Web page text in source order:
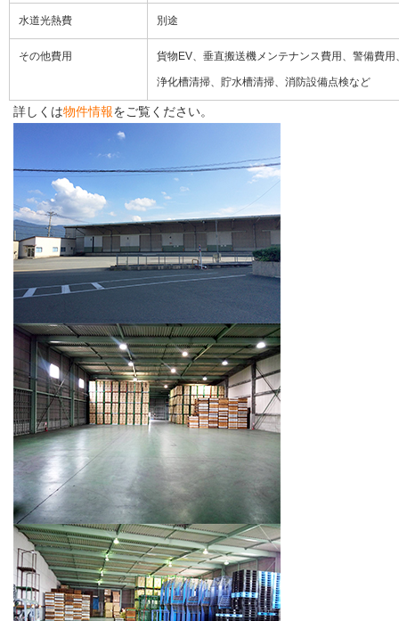
お知らせ
ブログ＆コラム
補助金情報
物件一覧
水道光熱費 別途
その他費用 貨物EV、垂直搬送機メンテナンス費用、警備費
浄化槽清掃、貯水槽清掃、消防設備点検など
詳しくは物件情報をご覧ください。